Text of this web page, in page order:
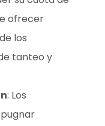
ofrecer
los
tanteo y
: Los